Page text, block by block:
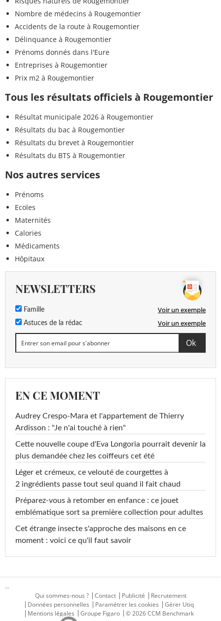
Nombre de médecins à Rougemontier
Accidents de la route à Rougemontier
Délinquance à Rougemontier
Prénoms donnés dans l'Eure
Entreprises à Rougemontier
Prix m2 à Rougemontier
Tous les résultats officiels à Rougemontier
Résultat municipale 2026 à Rougemontier
Résultats du bac à Rougemontier
Résultats du brevet à Rougemontier
Résultats du BTS à Rougemontier
Nos autres services
Prénoms
Ecoles
Maternités
Calories
Médicaments
Hôpitaux
NEWSLETTERS
Famille Voir un exemple
Astuces de la rédac Voir un exemple
EN CE MOMENT
Audrey Crespo-Mara et l'appartement de Thierry
Ardisson : "Je n'ai touché à rien"
Cette nouvelle coupe d'Eva Longoria pourrait devenir la
plus demandée chez les coiffeurs cet été
Léger et crémeux, ce velouté de courgettes à
2 ingrédients passe tout seul quand il fait chaud
Préparez-vous à retomber en enfance : ce jouet
emblématique sort sa première collection pour adultes
Cet étrange insecte s'approche des maisons en ce
moment : voici ce qu'il faut savoir
...
Qui sommes-nous ?
Contact Publicité
Recrutement
Données personnelles
Paramétrer les cookies
Gérer Utiq
Mentions légales
Groupe Figaro © 2026 CCM Benchmark